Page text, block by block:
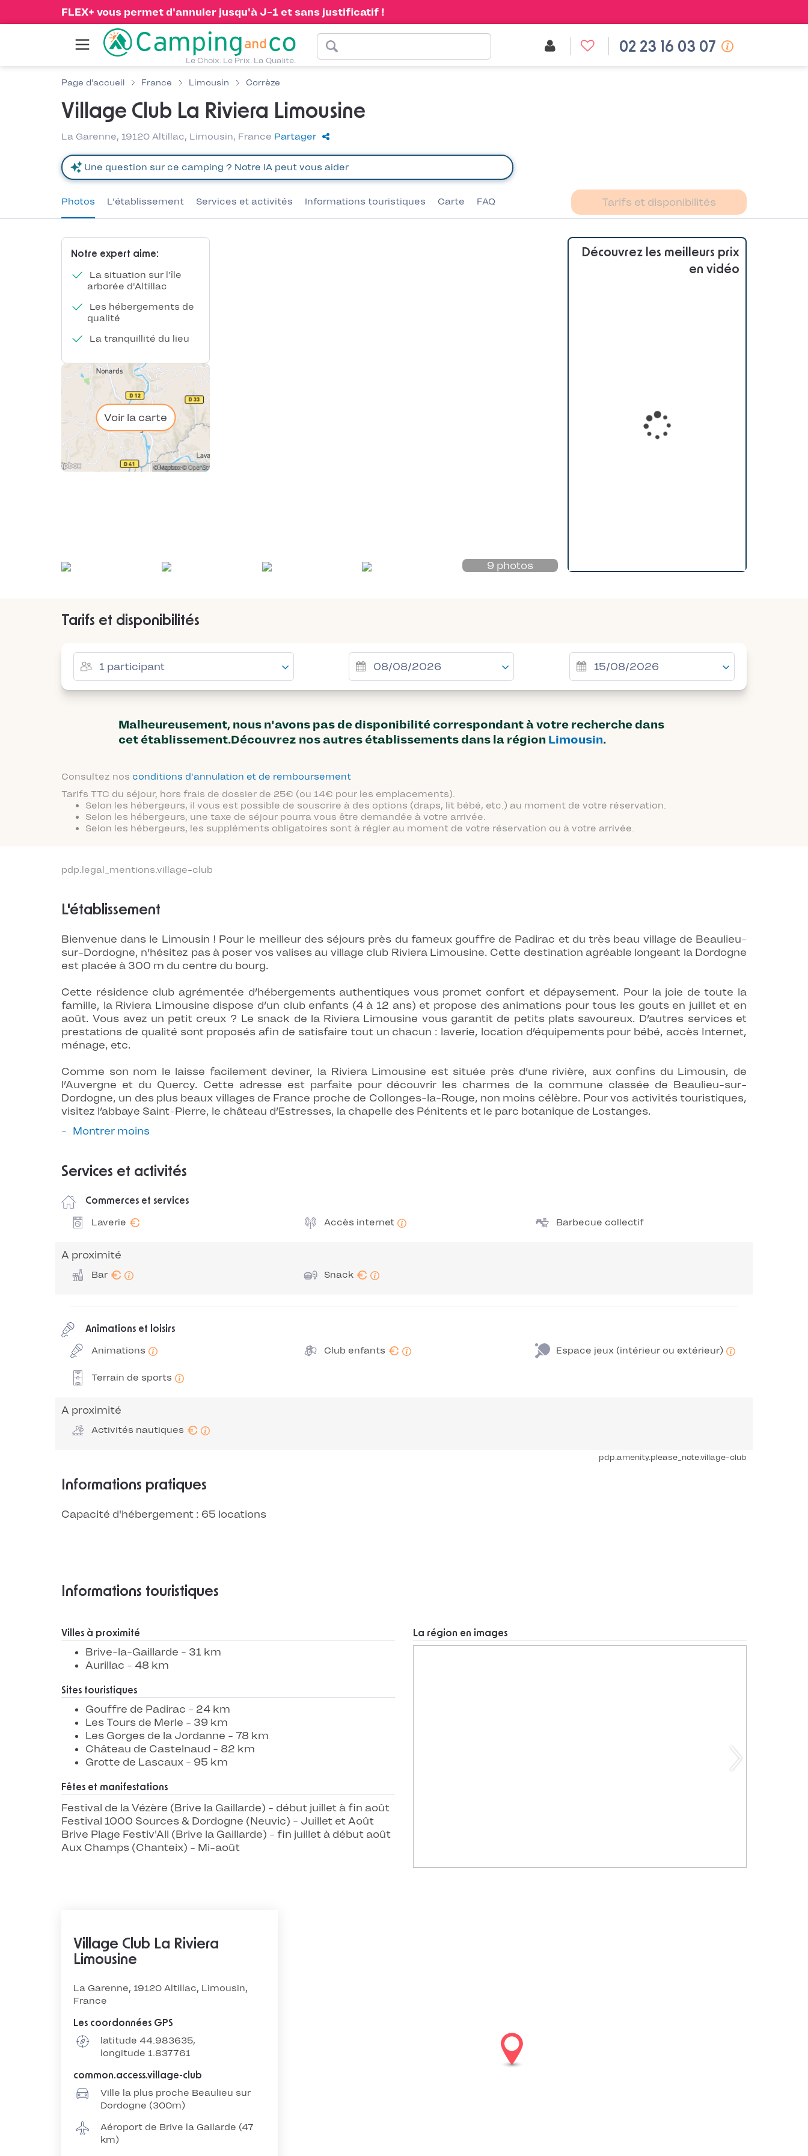
FLEX+ vous permet d'annuler jusqu'à J-1 et sans justificatif !
Le Choix. Le Prix. La Qualité.
02 23 16 03 07
Page d'accueil France Limousin Corrèze
Village Club La Riviera Limousine
La Garenne, 19120 Altillac, Limousin, France Partager
Photos L'établissement Services et activités Informations touristiques Carte FAQ Tarifs et disponibilités
Notre expert aime:
La situation sur l'île
arborée d'Altillac
Les hébergements de
qualité
La tranquillité du lieu
Voir la carte
9 photos
Découvrez les meilleurs prix
en vidéo
Tarifs et disponibilités
Malheureusement, nous n'avons pas de disponibilité correspondant à votre recherche dans
cet établissement.Découvrez nos autres établissements dans la région Limousin.
Consultez nos conditions d'annulation et de remboursement
Tarifs TTC du séjour, hors frais de dossier de 25€ (ou 14€ pour les emplacements).
Selon les hébergeurs, il vous est possible de souscrire à des options (draps, lit bébé, etc.) au moment de votre réservation.
Selon les hébergeurs, une taxe de séjour pourra vous être demandée à votre arrivée.
Selon les hébergeurs, les suppléments obligatoires sont à régler au moment de votre réservation ou à votre arrivée.
pdp.legal_mentions.village-club
L'établissement
Bienvenue dans le Limousin ! Pour le meilleur des séjours près du fameux gouffre de Padirac et du très beau village de Beaulieu-
sur-Dordogne, n’hésitez pas à poser vos valises au village club Riviera Limousine. Cette destination agréable longeant la Dordogne
est placée à 300 m du centre du bourg.
Cette résidence club agrémentée d’hébergements authentiques vous promet confort et dépaysement. Pour la joie de toute la
famille, la Riviera Limousine dispose d’un club enfants (4 à 12 ans) et propose des animations pour tous les gouts en juillet et en
août. Vous avez un petit creux ? Le snack de la Riviera Limousine vous garantit de petits plats savoureux. D’autres services et
prestations de qualité sont proposés afin de satisfaire tout un chacun : laverie, location d’équipements pour bébé, accès Internet,
ménage, etc.
Comme son nom le laisse facilement deviner, la Riviera Limousine est située près d’une rivière, aux confins du Limousin, de
l’Auvergne et du Quercy. Cette adresse est parfaite pour découvrir les charmes de la commune classée de Beaulieu-sur-
Dordogne, un des plus beaux villages de France proche de Collonges-la-Rouge, non moins célèbre. Pour vos activités touristiques,
visitez l’abbaye Saint-Pierre, le château d’Estresses, la chapelle des Pénitents et le parc botanique de Lostanges.
Montrer moins
Services et activités
Commerces et services
Laverie € Accès internet Barbecue collectif
A proximité
Bar € Snack €
Animations et loisirs
Animations Club enfants € Espace jeux (intérieur ou extérieur)
Terrain de sports
A proximité
Activités nautiques €
pdp.amenity.please_note.village-club
Informations pratiques
Capacité d'hébergement : 65 locations
Informations touristiques
Villes à proximité
Brive-la-Gaillarde - 31 km
Aurillac - 48 km
Sites touristiques
Gouffre de Padirac - 24 km
Les Tours de Merle - 39 km
Les Gorges de la Jordanne - 78 km
Château de Castelnaud - 82 km
Grotte de Lascaux - 95 km
Fêtes et manifestations
Festival de la Vézère (Brive la Gaillarde) - début juillet à fin août
Festival 1000 Sources & Dordogne (Neuvic) - Juillet et Août
Brive Plage Festiv'All (Brive la Gaillarde) - fin juillet à début août
Aux Champs (Chanteix) - Mi-août
La région en images
Village Club La Riviera
Limousine
La Garenne, 19120 Altillac, Limousin,
France
Les coordonnées GPS
latitude 44.983635,
longitude 1.837761
common.access.village-club
Ville la plus proche Beaulieu sur
Dordogne (300m)
Aéroport de Brive la Gailarde (47
km)